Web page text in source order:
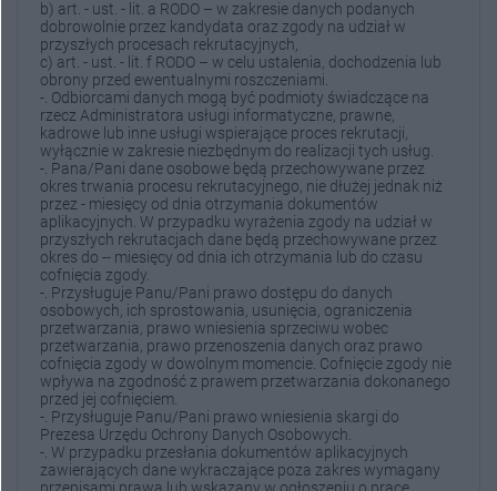
b) art. - ust. - lit. a RODO – w zakresie danych podanych
dobrowolnie przez kandydata oraz zgody na udział w
przyszłych procesach rekrutacyjnych,
c) art. - ust. - lit. f RODO – w celu ustalenia, dochodzenia lub
obrony przed ewentualnymi roszczeniami.
-. Odbiorcami danych mogą być podmioty świadczące na
rzecz Administratora usługi informatyczne, prawne,
kadrowe lub inne usługi wspierające proces rekrutacji,
wyłącznie w zakresie niezbędnym do realizacji tych usług.
-. Pana/Pani dane osobowe będą przechowywane przez
okres trwania procesu rekrutacyjnego, nie dłużej jednak niż
przez - miesięcy od dnia otrzymania dokumentów
aplikacyjnych. W przypadku wyrażenia zgody na udział w
przyszłych rekrutacjach dane będą przechowywane przez
okres do -- miesięcy od dnia ich otrzymania lub do czasu
cofnięcia zgody.
-. Przysługuje Panu/Pani prawo dostępu do danych
osobowych, ich sprostowania, usunięcia, ograniczenia
przetwarzania, prawo wniesienia sprzeciwu wobec
przetwarzania, prawo przenoszenia danych oraz prawo
cofnięcia zgody w dowolnym momencie. Cofnięcie zgody nie
wpływa na zgodność z prawem przetwarzania dokonanego
przed jej cofnięciem.
-. Przysługuje Panu/Pani prawo wniesienia skargi do
Prezesa Urzędu Ochrony Danych Osobowych.
-. W przypadku przesłania dokumentów aplikacyjnych
zawierających dane wykraczające poza zakres wymagany
przepisami prawa lub wskazany w ogłoszeniu o pracę,